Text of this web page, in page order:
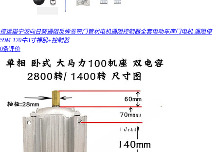
接运猫宁波向日葵遇阻反弹卷帘门管状电机遇阻控制器全套电动车库门电机 遇阻停
59M-120牛3寸裸肌+控制器
0条评价